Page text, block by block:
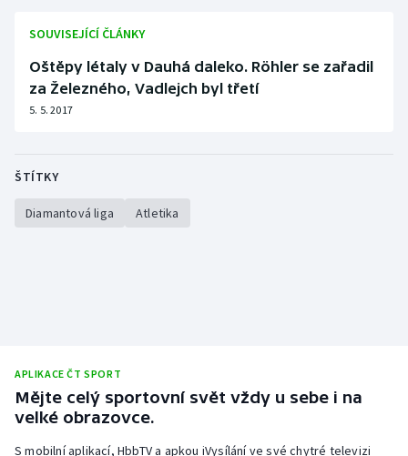
SOUVISEJÍCÍ ČLÁNKY
Oštěpy létaly v Dauhá daleko. Röhler se zařadil
za Železného, Vadlejch byl třetí
5. 5. 2017
ŠTÍTKY
Diamantová liga Atletika
APLIKACE ČT SPORT
Mějte celý sportovní svět vždy u sebe i na
velké obrazovce.
S mobilní aplikací, HbbTV a apkou iVysílání ve své chytré televizi